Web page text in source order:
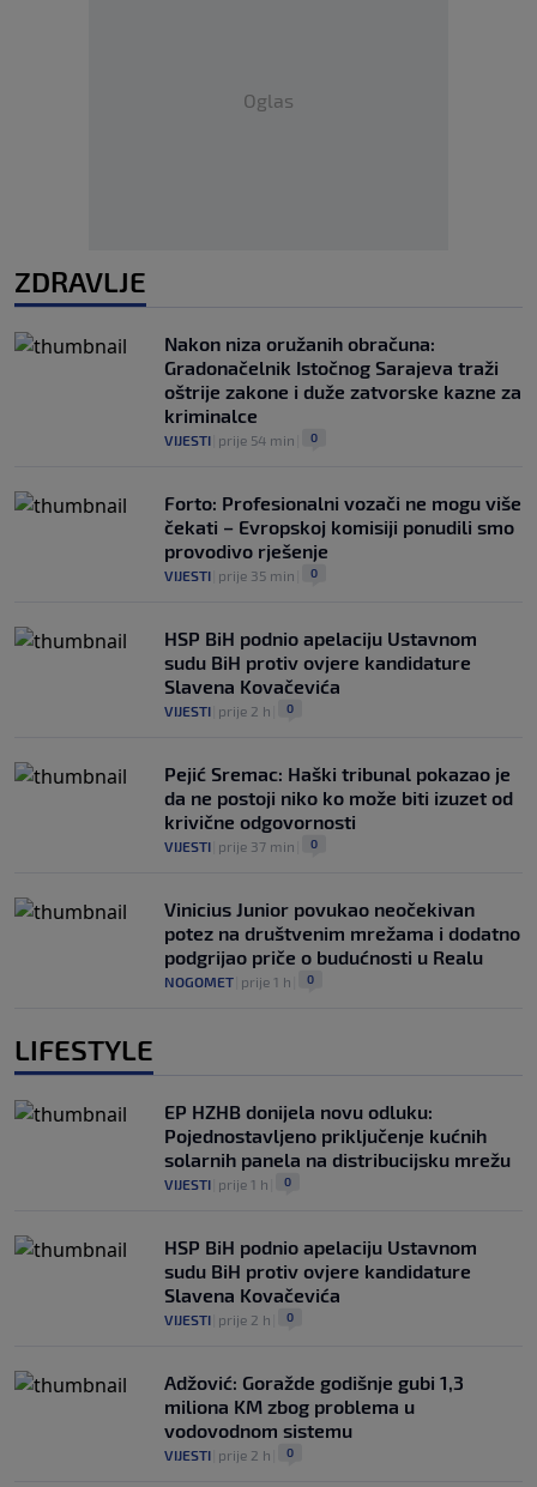
Oglas
ZDRAVLJE
Nakon niza oružanih obračuna:
Gradonačelnik Istočnog Sarajeva traži
oštrije zakone i duže zatvorske kazne za
kriminalce
VIJESTI prije 54 min 0
Forto: Profesionalni vozači ne mogu više
čekati – Evropskoj komisiji ponudili smo
provodivo rješenje
VIJESTI prije 35 min 0
HSP BiH podnio apelaciju Ustavnom
sudu BiH protiv ovjere kandidature
Slavena Kovačevića
VIJESTI prije 2 h 0
Pejić Sremac: Haški tribunal pokazao je
da ne postoji niko ko može biti izuzet od
krivične odgovornosti
VIJESTI prije 37 min 0
Vinicius Junior povukao neočekivan
potez na društvenim mrežama i dodatno
podgrijao priče o budućnosti u Realu
NOGOMET prije 1 h 0
LIFESTYLE
EP HZHB donijela novu odluku:
Pojednostavljeno priključenje kućnih
solarnih panela na distribucijsku mrežu
VIJESTI prije 1 h 0
HSP BiH podnio apelaciju Ustavnom
sudu BiH protiv ovjere kandidature
Slavena Kovačevića
VIJESTI prije 2 h 0
Adžović: Goražde godišnje gubi 1,3
miliona KM zbog problema u
vodovodnom sistemu
VIJESTI prije 2 h 0